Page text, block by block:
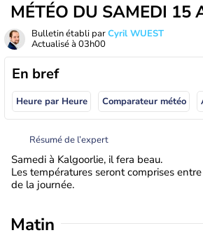
MÉTÉO DU SAMEDI 15
Bulletin établi parCyril WUEST
Actualisé à 03h00
En bref
Heure par Heure Comparateur météo
Résumé de l’expert
Samedi à Kalgoorlie, il fera beau.
Les températures seront comprises
de la journée.
Matin